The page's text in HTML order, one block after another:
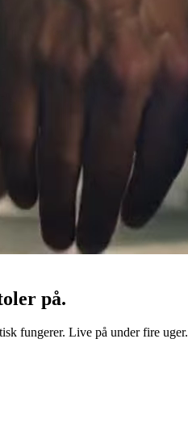
på.
fungerer. Live på under fire uger.